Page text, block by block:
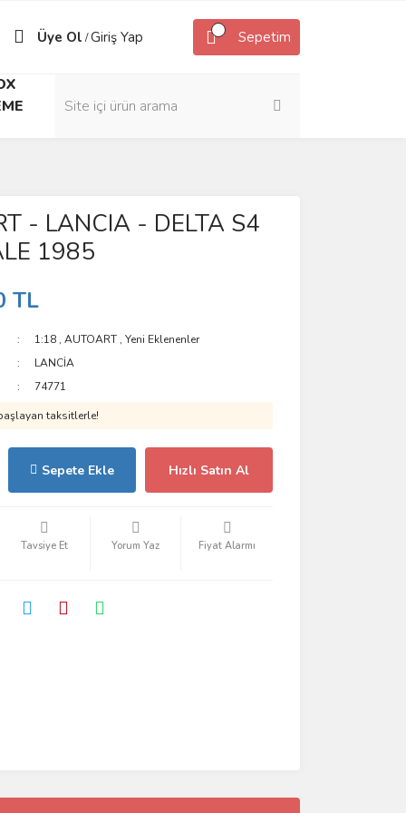
Üye Ol /Giriş Yap Sepetim
- LANCIA - DELTA S4
1985
TL
1:18 ,AUTOART ,Yeni Eklenenler
LANCİA
74771
taksitlerle!
Sepete Ekle Hızlı Satın Al
Tavsiye Et Yorum Yaz Fiyat Alarmı